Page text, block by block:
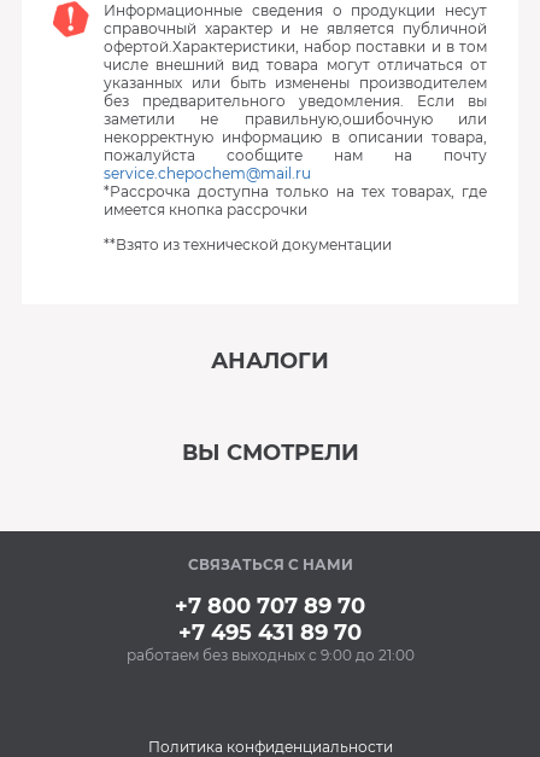
Информационные сведения о продукции несут
справочный характер и не является публичной
офертой.Характеристики, набор поставки и в том
числе внешний вид товара могут отличаться от
указанных или быть изменены производителем
без предварительного уведомления. Если вы
заметили не правильную,ошибочную или
некорректную информацию в описании товара,
пожалуйста сообщите нам на почту
service.chepochem@mail.ru
*Рассрочка доступна только на тех товарах, где
имеется кнопка рассрочки
**Взято из технической документации
АНАЛОГИ
ВЫ СМОТРЕЛИ
СВЯЗАТЬСЯ С НАМИ
+7 800 707 89 70
+7 495 431 89 70
работаем без выходных с 9:00 до 21:00
Политика конфиденциальности